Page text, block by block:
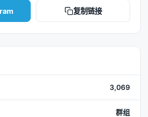
复制链接
3,069
群组